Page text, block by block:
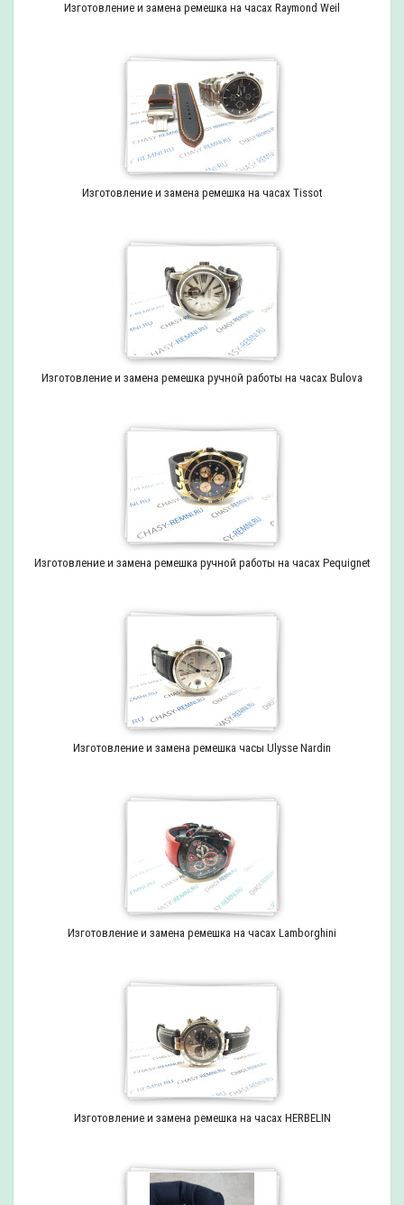
Изготовление и замена ремешка на часах Raymond Weil
Изготовление и замена ремешка на часах Tissot
Изготовление и замена ремешка ручной работы на часах Bulova
Изготовление и замена ремешка ручной работы на часах Pequignet
Изготовление и замена ремешка часы Ulysse Nardin
Изготовление и замена ремешка на часах Lamborghini
Изготовление и замена ремешка на часах HERBELIN